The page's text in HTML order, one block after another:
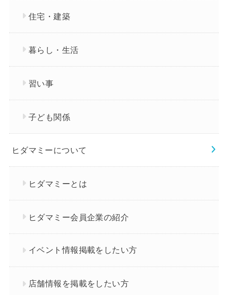
住宅・建築
暮らし・生活
習い事
子ども関係
ヒダマミーについて
ヒダマミーとは
ヒダマミー会員企業の紹介
イベント情報掲載をしたい方
店舗情報を掲載をしたい方